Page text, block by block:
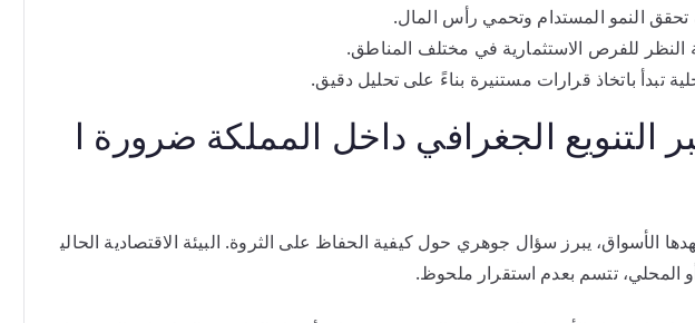
تحقق النمو المستدام وتحمي رأس المال.
تبدأ باتخاذ قرارات مستنيرة بناءً على تحليل دقيق.
التنويع الجغرافي داخل المملكة ضرورة ا
الأسواق، يبرز سؤال جوهري حول كيفية الحفاظ على الثروة. البيئة الاقتصادية الحالي
المحلي، تتسم بعدم استقرار ملحوظ.